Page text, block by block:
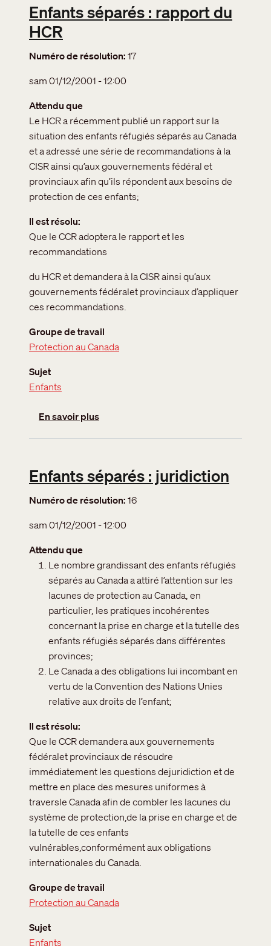
Enfants séparés : rapport du
HCR
Numéro de résolution 17
sam 01/12/2001 - 12:00
Attendu que
Le HCR a récemment publié un rapport sur la
situation des enfants réfugiés séparés au Canada
et a adressé une série de recommandations à la
CISR ainsi qu’aux gouvernements fédéral et
provinciaux afin qu’ils répondent aux besoins de
protection de ces enfants;
Il est résolu
Que le CCR adoptera le rapport et les
recommandations
du HCR et demandera à la CISR ainsi qu’aux
gouvernements fédéralet provinciaux d’appliquer
ces recommandations.
Groupe de travail
Protection au Canada
Sujet
Enfants
En savoir plussur Enfants séparés : rapport du HCR
Enfants séparés : juridiction
Numéro de résolution 16
sam 01/12/2001 - 12:00
Attendu que
Le nombre grandissant des enfants réfugiés
séparés au Canada a attiré l’attention sur les
lacunes de protection au Canada, en
particulier, les pratiques incohérentes
concernant la prise en charge et la tutelle des
enfants réfugiés séparés dans différentes
provinces;
Le Canada a des obligations lui incombant en
vertu de la Convention des Nations Unies
relative aux droits de l’enfant;
Il est résolu
Que le CCR demandera aux gouvernements
fédéralet provinciaux de résoudre
immédiatement les questions dejuridiction et de
mettre en place des mesures uniformes à
traversle Canada afin de combler les lacunes du
système de protection,de la prise en charge et de
la tutelle de ces enfants
vulnérables,conformément aux obligations
internationales du Canada.
Groupe de travail
Protection au Canada
Sujet
Enfants